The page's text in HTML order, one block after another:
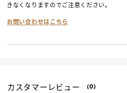
きなくなりますのでご注意ください。
お問い合わせはこちら
カスタマーレビュー (0)